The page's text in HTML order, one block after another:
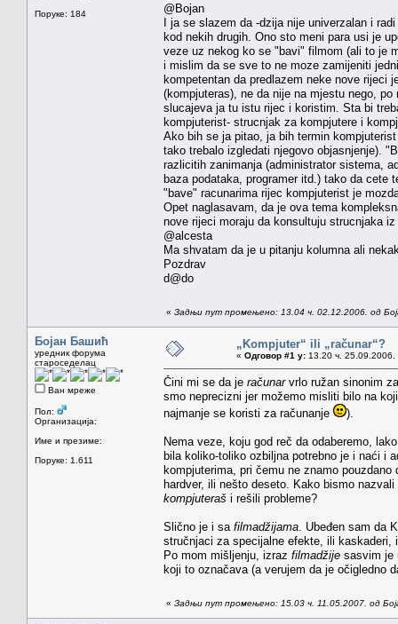
Поруке: 184
@Bojan
I ja se slazem da -dzija nije univerzalan i
kod nekih drugih. Ono sto meni para usi je
veze uz nekog ko se "bavi" filmom (ali to je
i mislim da se sve to ne moze zamijeniti
kompetentan da predlazem neke nove rijeci
(kompjuteras), ne da nije na mjestu nego,
slucajeva ja tu istu rijec i koristim. Sta bi
kompjuterist- strucnjak za kompjutere i
Ako bih se ja pitao, ja bih termin
tako trebalo izgledati njegovo objasnjenje).
razlicitih zanimanja (administrator sistema,
baza podataka, programer itd.) tako da
"bave" racunarima rijec kompjuterist je
Opet naglasavam, da je ova tema
nove rijeci moraju da konsultuju strucnjaka
@alcesta
Ma shvatam da je u pitanju kolumna ali
Pozdrav
d@do
« Задњи пут промењено: 13.04 ч. 02.12.2006. од
Бојан Башић
уредник форума
староседелац
Ван мреже
Пол:
Организација:
Име и презиме:
Поруке: 1.611
„Kompjuter“ ili „računar“?
« Одговор #1 у: 13.20 ч. 25.09.2006.
Čini mi se da je računarvrlo ružan sinonim
smo neprecizni jer možemo misliti bilo na
najmanje se koristi za računanje
).
Nema veze, koju god reč da odaberemo,
bila koliko-toliko ozbiljna potrebno je i naći i
kompjuterima, pri čemu ne znamo
hardver, ili nešto deseto. Kako bismo
kompjuteraš i rešili probleme?
Slično je i sa filmadžijama . Ubeđen sam da
stručnjaci za specijalne efekte, ili kaskaderi,
Po mom mišljenju, izraz filmadžije sasvim je
koji to označava (a verujem da je očigledno
« Задњи пут промењено: 15.03 ч. 11.05.2007. од